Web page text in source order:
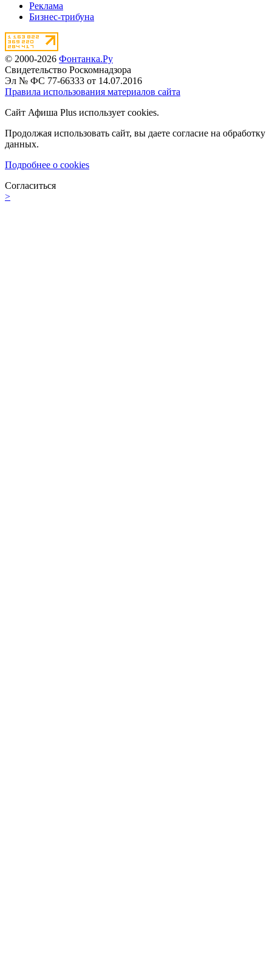
Реклама
Бизнес-трибуна
© 2000-2026 Фонтанка.Ру
Свидетельство Роскомнадзора
Эл № ФС 77-66333 от 14.07.2016
Правила использования материалов сайта
Сайт Афиша Plus использует cookies.
Продолжая использовать сайт, вы даете согласие на обработку
данных.
Подробнее о cookies
Согласиться
>